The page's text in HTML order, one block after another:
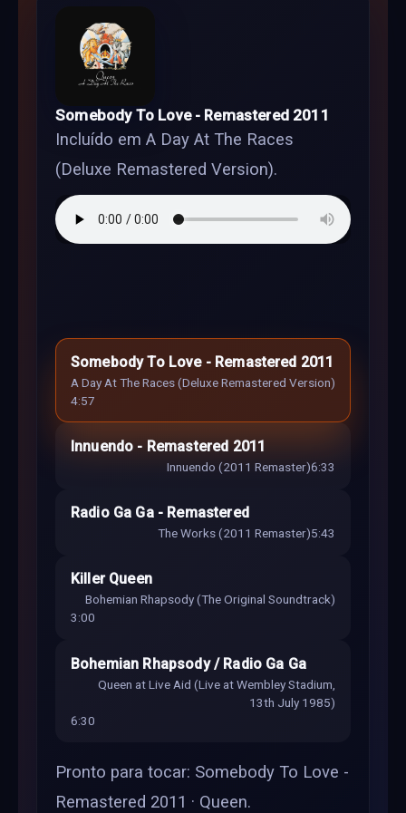
Somebody To Love - Remastered 2011
Incluído em A Day At The Races
(Deluxe Remastered Version).
Somebody To Love - Remastered 2011
A Day At The Races (Deluxe Remastered Version)
4:57
Innuendo - Remastered 2011
Innuendo (2011 Remaster)6:33
Radio Ga Ga - Remastered
The Works (2011 Remaster)5:43
Killer Queen
Bohemian Rhapsody (The Original Soundtrack)
3:00
Bohemian Rhapsody / Radio Ga Ga
Queen at Live Aid (Live at Wembley Stadium,
13th July 1985)
6:30
Pronto para tocar: Somebody To Love -
Remastered 2011 · Queen.